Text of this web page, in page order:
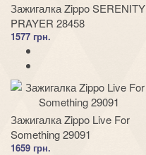
Зажигалка Zippo SERENITY
PRAYER 28458
1577 грн.
Зажигалка Zippo Live For
Something 29091
1659 грн.